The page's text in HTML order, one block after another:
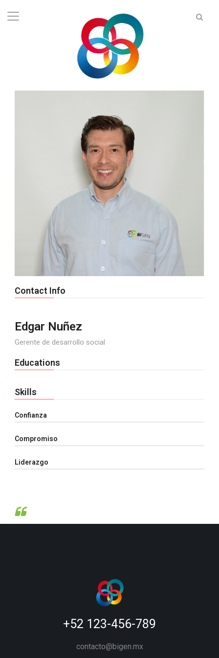
Contact Info
Edgar Nuñez
Gerente de desarrollo social
Educations
Skills
Confianza
Compromiso
Liderazgo
+52 123-456-789
contacto@bigen.mx